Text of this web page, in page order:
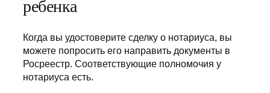
ребенка
Когда вы удостоверите сделку о нотариуса, вы
можете попросить его направить документы в
Росреестр. Соответствующие полномочия у
нотариуса есть.